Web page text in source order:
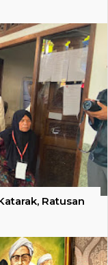
Ratusan